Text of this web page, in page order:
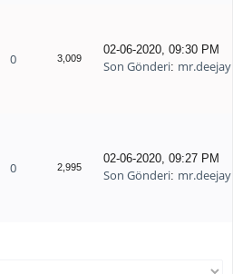
0 3,009
02-06-2020, 09:30 PM
Son Gönderi: mr.deejay
0 2,995
02-06-2020, 09:27 PM
Son Gönderi: mr.deejay